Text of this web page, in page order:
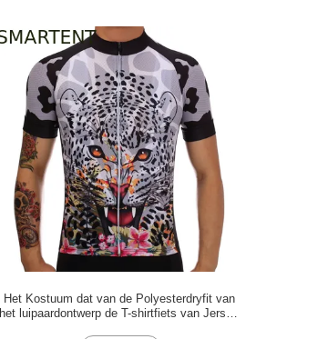
Het Kostuum dat van de Polyesterdryfit van
het luipaardontwerp de T-shirtfiets van Jersey